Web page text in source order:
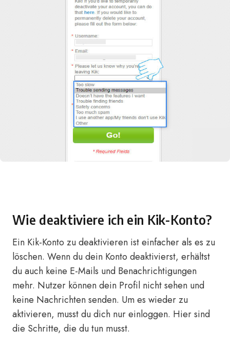
Wie deaktiviere ich ein Kik-Konto?
Ein Kik-Konto zu deaktivieren ist einfacher als es zu
löschen. Wenn du dein Konto deaktivierst, erhältst
du auch keine E-Mails und Benachrichtigungen
mehr. Nutzer können dein Profil nicht sehen und
keine Nachrichten senden. Um es wieder zu
aktivieren, musst du dich nur einloggen. Hier sind
die Schritte, die du tun musst.